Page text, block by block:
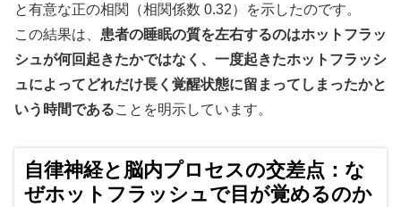
と有意な正の相関（相関係数 0.32）を示したのです。
この結果は、 患者の睡眠の質を左右するのはホットフラッ
シュが何回起きたかではなく、一度起きたホットフラッシ
ュによってどれだけ長く覚醒状態に留まってしまったかと
いう時間であることを明示しています。
自律神経と脳内プロセスの交差点：な
ぜホットフラッシュで目が覚めるのか